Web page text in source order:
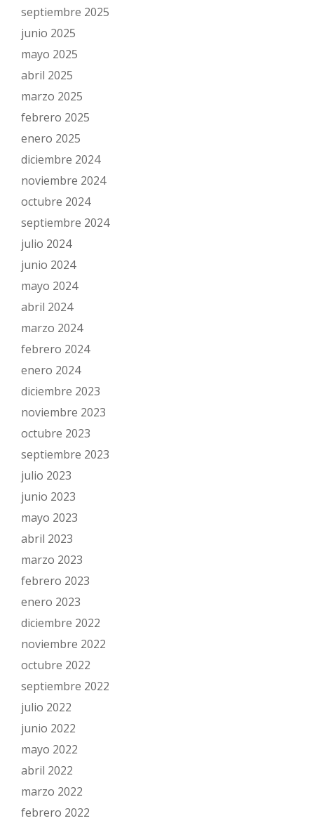
septiembre 2025
junio 2025
mayo 2025
abril 2025
marzo 2025
febrero 2025
enero 2025
diciembre 2024
noviembre 2024
octubre 2024
septiembre 2024
julio 2024
junio 2024
mayo 2024
abril 2024
marzo 2024
febrero 2024
enero 2024
diciembre 2023
noviembre 2023
octubre 2023
septiembre 2023
julio 2023
junio 2023
mayo 2023
abril 2023
marzo 2023
febrero 2023
enero 2023
diciembre 2022
noviembre 2022
octubre 2022
septiembre 2022
julio 2022
junio 2022
mayo 2022
abril 2022
marzo 2022
febrero 2022